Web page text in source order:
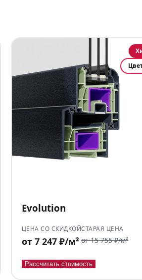
Evolution
ЦЕНА СО СКИДКОЙ
от 7 247 ₽/м²
СТАРАЯ ЦЕНА
от 15 755 ₽/м²
Рассчитать стоимость